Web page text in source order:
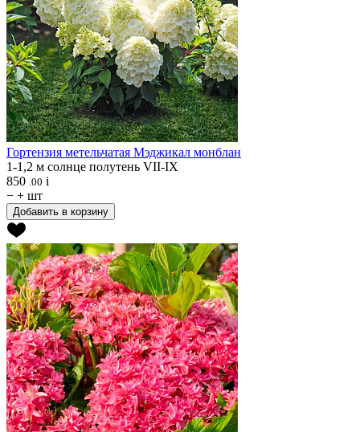
Гортензия метельчатая Мэджикал монблан
1-1,2 м солнце полутень VII-IX
850 .00 i
− + шт
Добавить в корзину